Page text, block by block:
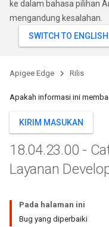
ke dalam bahasa pilihan
mengandung kesalahan.
Apigee Edge Rilis
Apakah informasi ini
KIRIM MASUKAN
18.04.23.00 -
Layanan
Pada halaman ini
Bug yang diperbaiki